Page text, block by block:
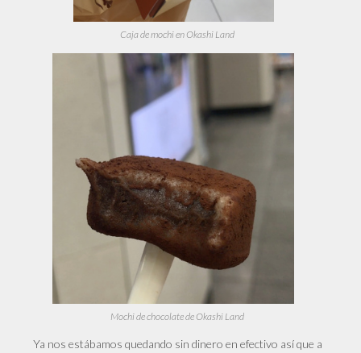
Caja de mochi en Okashi Land
Mochi de chocolate de Okashi Land
Ya nos estábamos quedando sin dinero en efectivo así que a